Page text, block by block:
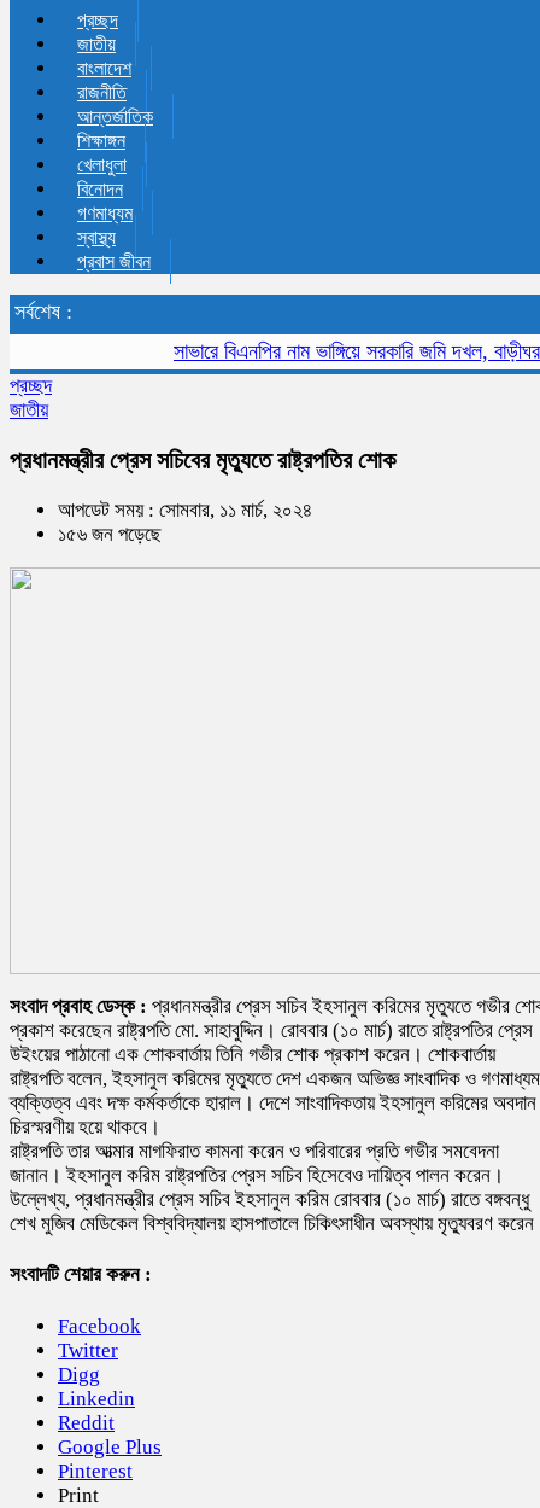
প্রচ্ছদ
জাতীয়
বাংলাদেশ
রাজনীতি
আন্তর্জাতিক
শিক্ষাঙ্গন
খেলাধুলা
বিনোদন
গণমাধ্যম
স্বাস্থ্য
প্রবাস জীবন
সর্বশেষ :
সাভারে বিএনপির নাম ভাঙ্গিয়ে সরকারি জমি দখল, বাড়ীঘর ভাংচুর
প্রচ্ছদ
জাতীয়
প্রধানমন্ত্রীর প্রেস সচিবের মৃত্যুতে রাষ্ট্রপতির শোক
আপডেট সময় : সোমবার, ১১ মার্চ, ২০২৪
১৫৬ জন পড়েছে
সংবাদ প্রবাহ ডেস্ক : প্রধানমন্ত্রীর প্রেস সচিব ইহসানুল করিমের মৃত্যুতে গভীর
প্রকাশ করেছেন রাষ্ট্রপতি মো. সাহাবুদ্দিন। রোববার (১০ মার্চ) রাতে রাষ্ট্রপতির প্রেস
উইংয়ের পাঠানো এক শোকবার্তায় তিনি গভীর শোক প্রকাশ করেন। শোকবার্তায়
রাষ্ট্রপতি বলেন, ইহসানুল করিমের মৃত্যুতে দেশ একজন অভিজ্ঞ সাংবাদিক ও গণমাধ্যম
ব্যক্তিত্ব এবং দক্ষ কর্মকর্তাকে হারাল। দেশে সাংবাদিকতায় ইহসানুল করিমের অবদান
চিরস্মরণীয় হয়ে থাকবে।
রাষ্ট্রপতি তার আত্মার মাগফিরাত কামনা করেন ও পরিবারের প্রতি গভীর সমবেদনা
জানান। ইহসানুল করিম রাষ্ট্রপতির প্রেস সচিব হিসেবেও দায়িত্ব পালন করেন।
উল্লেখ্য, প্রধানমন্ত্রীর প্রেস সচিব ইহসানুল করিম রোববার (১০ মার্চ) রাতে বঙ্গবন্ধু
শেখ মুজিব মেডিকেল বিশ্ববিদ্যালয় হাসপাতালে চিকিৎসাধীন অবস্থায় মৃত্যুবরণ
সংবাদটি শেয়ার করুন :
Facebook
Twitter
Digg
Linkedin
Reddit
Google Plus
Pinterest
Print